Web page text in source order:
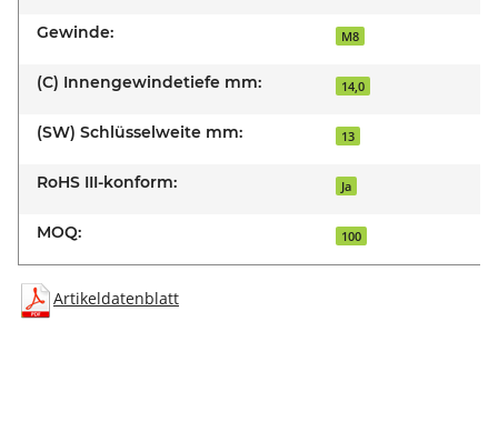
Gewinde: M8
(C) Innengewindetiefe mm: 14,0
(SW) Schlüsselweite mm: 13
RoHS III-konform: Ja
MOQ: 100
Artikeldatenblatt